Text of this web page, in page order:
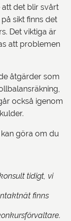
det blir svårt
sikt finns det
Det viktiga är
att problemen
åtgärder som
också igenom
göra om du
tidigt, vi
finns